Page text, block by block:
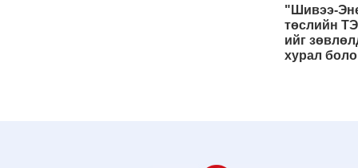
"Шивээ-
төслийн
ийг
хурал